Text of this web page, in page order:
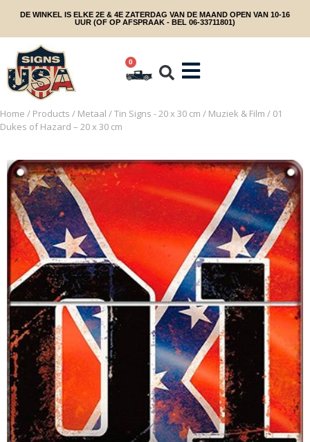
DE WINKEL IS ELKE 2E & 4E ZATERDAG VAN DE MAAND OPEN VAN 10-16
UUR (OF OP AFSPRAAK - BEL 06-33711801)
0
Home / Products / Metaal /Tin Signs - 20 x 30 cm / Muziek & Film / 01
Dukes of Hazard – 20 x 30 cm